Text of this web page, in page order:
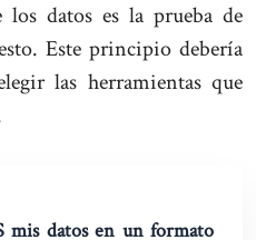
los datos es la prueba de
Este principio debería
las herramientas que
mis datos en un formato